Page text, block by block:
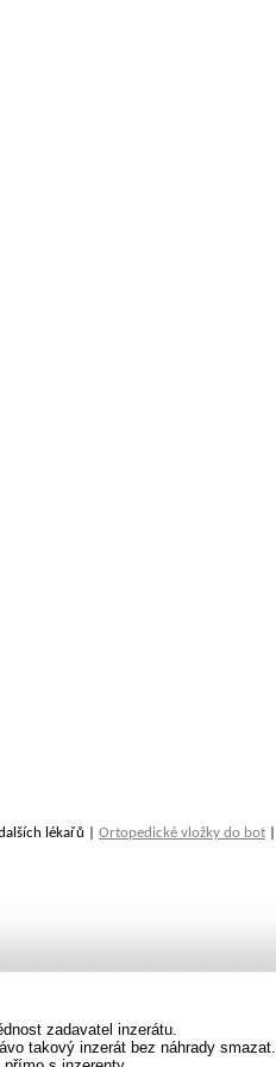
lékařů | Ortopedické vložky do bot
zadavatel inzerátu.
takový inzerát bez náhrady smazat.